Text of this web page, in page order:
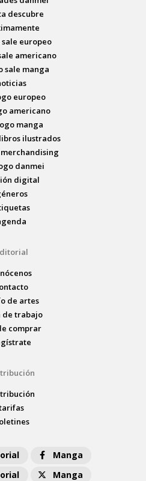
descubre
europeo
americano
sale manga
europeo
americano
manga
ilustrados
danmei
digital
de artes
de trabajo
comprar
Manga
Manga